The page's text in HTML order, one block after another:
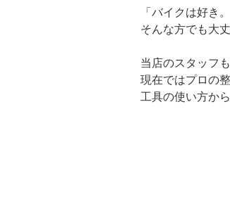
「バイクは好き
そんな方でも大丈
当店のスタッフ
現在ではプロの
工具の使い方か